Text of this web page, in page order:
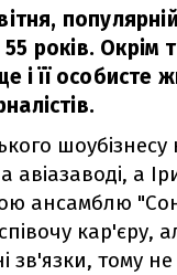
років. Окрім
і її особисте
а
ансамблю
кар'єру,
зв'язки, тому